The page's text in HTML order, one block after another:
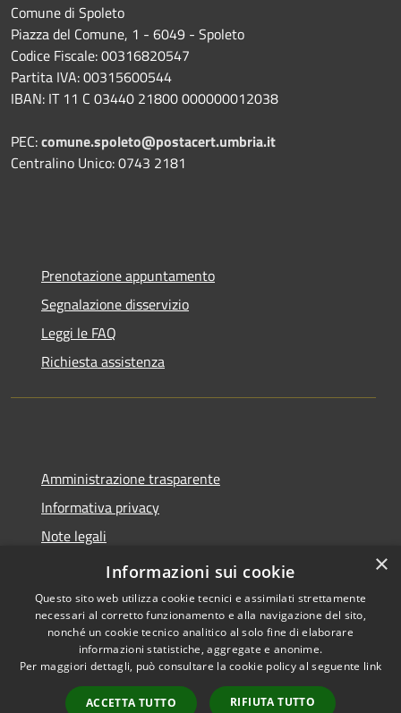
Comune di Spoleto
Piazza del Comune, 1 - 6049 - Spoleto
Codice Fiscale: 00316820547
Partita IVA: 00315600544
IBAN: IT 11 C 03440 21800 000000012038
PEC:comune.spoleto@postacert.umbria.it
Centralino Unico: 0743 2181
Prenotazione appuntamento
Segnalazione disservizio
Leggi le FAQ
Richiesta assistenza
Amministrazione trasparente
Informativa privacy
Note legali
Dichiarazione di accessibilità
Accessibilità
Copyright © 2026 • Comune di
Spoleto • Powered by
Municipium•
Accesso
×
Informazioni sui cookie
Questo sito web utilizza cookie tecnici e assimilati strettamente
necessari al corretto funzionamento e alla navigazione del sito,
nonché un cookie tecnico analitico al solo fine di elaborare
informazioni statistiche, aggregate e anonime.
Per maggiori dettagli, può consultare la cookie policy al seguente link
ACCETTA TUTTO RIFIUTA TUTTO